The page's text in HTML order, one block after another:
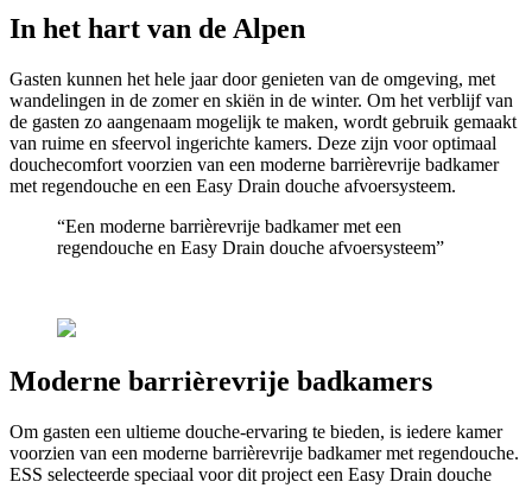
In het hart van de Alpen
Gasten kunnen het hele jaar door genieten van de omgeving, met
wandelingen in de zomer en skiën in de winter. Om het verblijf van
de gasten zo aangenaam mogelijk te maken, wordt gebruik gemaakt
van ruime en sfeervol ingerichte kamers. Deze zijn voor optimaal
douchecomfort voorzien van een moderne barrièrevrije badkamer
met regendouche en een Easy Drain douche afvoersysteem.
“Een moderne barrièrevrije badkamer met een
regendouche en Easy Drain douche afvoersysteem”
Moderne barrièrevrije badkamers
Om gasten een ultieme douche-ervaring te bieden, is iedere kamer
voorzien van een moderne barrièrevrije badkamer met regendouche.
ESS selecteerde speciaal voor dit project een Easy Drain douche